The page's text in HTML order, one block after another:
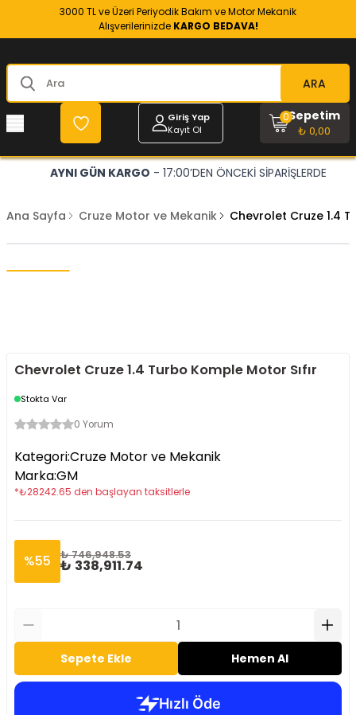
3000 TL ve Üzeri Periyodik Bakım ve Motor Mekanik
Alışverilerinizde KARGO BEDAVA!
ARA
Giriş Yap
Kayıt Ol
Sepetim
₺ 0,00
0
AYNI GÜN KARGO - 17:00’DEN ÖNCEKİ SİPARİŞLERDE
Ana Sayfa Cruze Motor ve Mekanik Chevrolet Cruze 1.4
Chevrolet Cruze 1.4 Turbo Komple Motor Sıfır
Stokta Var
0 Yorum
Kategori:Cruze Motor ve Mekanik
Marka:GM
*₺28242.65 den başlayan taksitlerle
%55 ₺ 746,948.53
₺ 338,911.74
Sepete Ekle Hemen Al